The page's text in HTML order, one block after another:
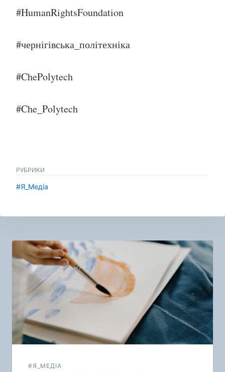
#HumanRightsFoundation
#чернігівська_політехніка
#ChePolytech
#Che_Polytech
РУБРИКИ
#Я_Медіа
Навигация
по
записям
#Я_МЕДІА